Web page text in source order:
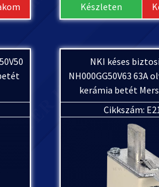
Készleten
NKI késes
NH000GG50V63 63A
kerámia betét
Cikkszám: